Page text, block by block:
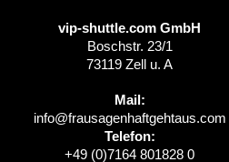
vip-shuttle.com GmbH
Boschstr. 23/1
73119 Zell u. A
Mail:
info@frausagenhaftgehtaus.com
Telefon:
+49 (0)7164 801828 0